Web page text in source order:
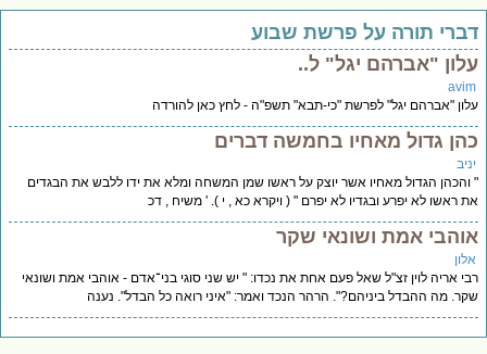
תורה על פרשת שבוע
"אברהם יגל" ל..
"אברהם יגל" לפרשת "כי-תבא" תשפ"ה - לחץ כאן להורדה
גדול מאחיו בחמשה דברים
הגדול מאחיו א‍שר יוצק על ראשו שמן המשחה ומלא את ידו ללבש את הבגדים
ראשו לא יפרע ובגדיו לא יפרם " ( ויקרא כא , י ). ' משיח , דכ
אמת ושונאי שקר
אריה לוין זצ"ל שאל פעם אחת את נכדו: " יש שני סוגי בני־אדם - אוהבי אמת ושונאי
מה ההבדל ביניהם?". הרהר הנכד ואמר: "איני רואה כל הבדל". נענה